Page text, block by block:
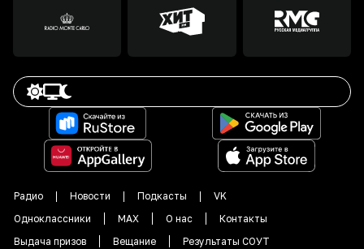
Радио Новости Подкасты
VK
Одноклассники
MAX О нас
Контакты
Выдача призов
Вещание Результаты СОУТ